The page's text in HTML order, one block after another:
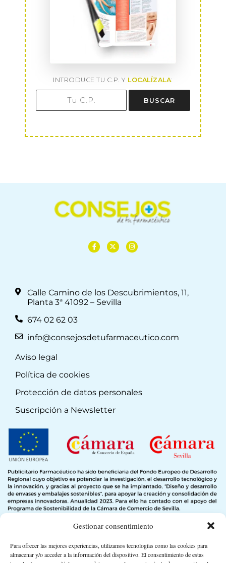
Gestionar consentimiento
Para ofrecer las mejores experiencias, utilizamos tecnologías como las cookies para
almacenar y/o acceder a la información del dispositivo. El consentimiento de estas
INTRODUCE TU C.P. Y LOCALÍZALA:
BUSCAR
Calle Camino de los Descubrimientos, 11,
Planta 3ª 41092 – Sevilla
674 02 62 03
info@consejosdetufarmaceutico.com
Aviso legal
Política de cookies
Protección de datos personales
Suscripción a Newsletter